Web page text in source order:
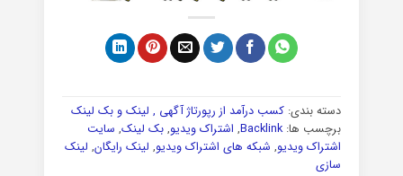
دسته بندی: کسب درآمد از رپورتاژ آگهی , لینک و بک لینک
برچسب ها:Backlink
, اشتراک ویدیو, بک لینک, سایت
اشتراک ویدیو, شبکه های اشتراک ویدیو, لینک رایگان, لینک
سازی